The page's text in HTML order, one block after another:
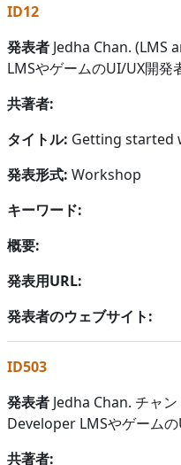
ID12
発表者 Jedha Chan. (LMS
LMSやゲームのUI/UX開発
共著者:
タイトル: Getting started
発表形式: Workshop
キーワード:
概要:
発表用URL:
発表者のウェブサイト:
ID503
発表者 Jedha Chan. チャ
Developer LMSやゲーム
共著者: